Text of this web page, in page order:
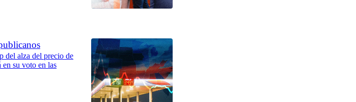
del alza del precio de
en su voto en las